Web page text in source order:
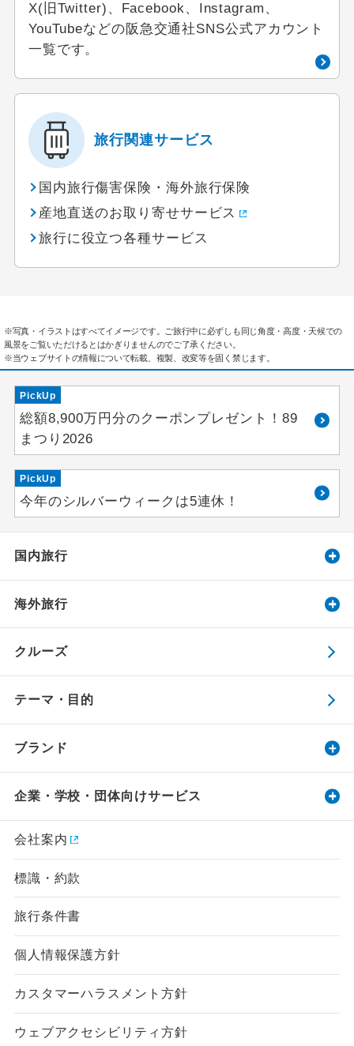
X(旧Twitter)、Facebook、Instagram、
YouTubeなどの阪急交通社SNS公式アカウント
一覧です。
旅行関連サービス
国内旅行傷害保険・海外旅行保険
産地直送のお取り寄せサービス
旅行に役立つ各種サービス
※写真・イラストはすべてイメージです。ご旅行中に必ずしも同じ角度・高度・天候での
風景をご覧いただけるとはかぎりませんのでご了承ください。
※当ウェブサイトの情報について転載、複製、改変等を固く禁じます。
PickUp
総額8,900万円分のクーポンプレゼント！89
まつり2026
PickUp
今年のシルバーウィークは5連休！
国内旅行
海外旅行
クルーズ
テーマ・目的
ブランド
企業・学校・団体向けサービス
会社案内
標識・約款
旅行条件書
個人情報保護方針
カスタマーハラスメント方針
ウェブアクセシビリティ方針